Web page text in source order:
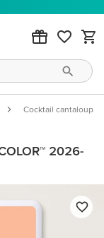
Cocktail cantaloup
2026-